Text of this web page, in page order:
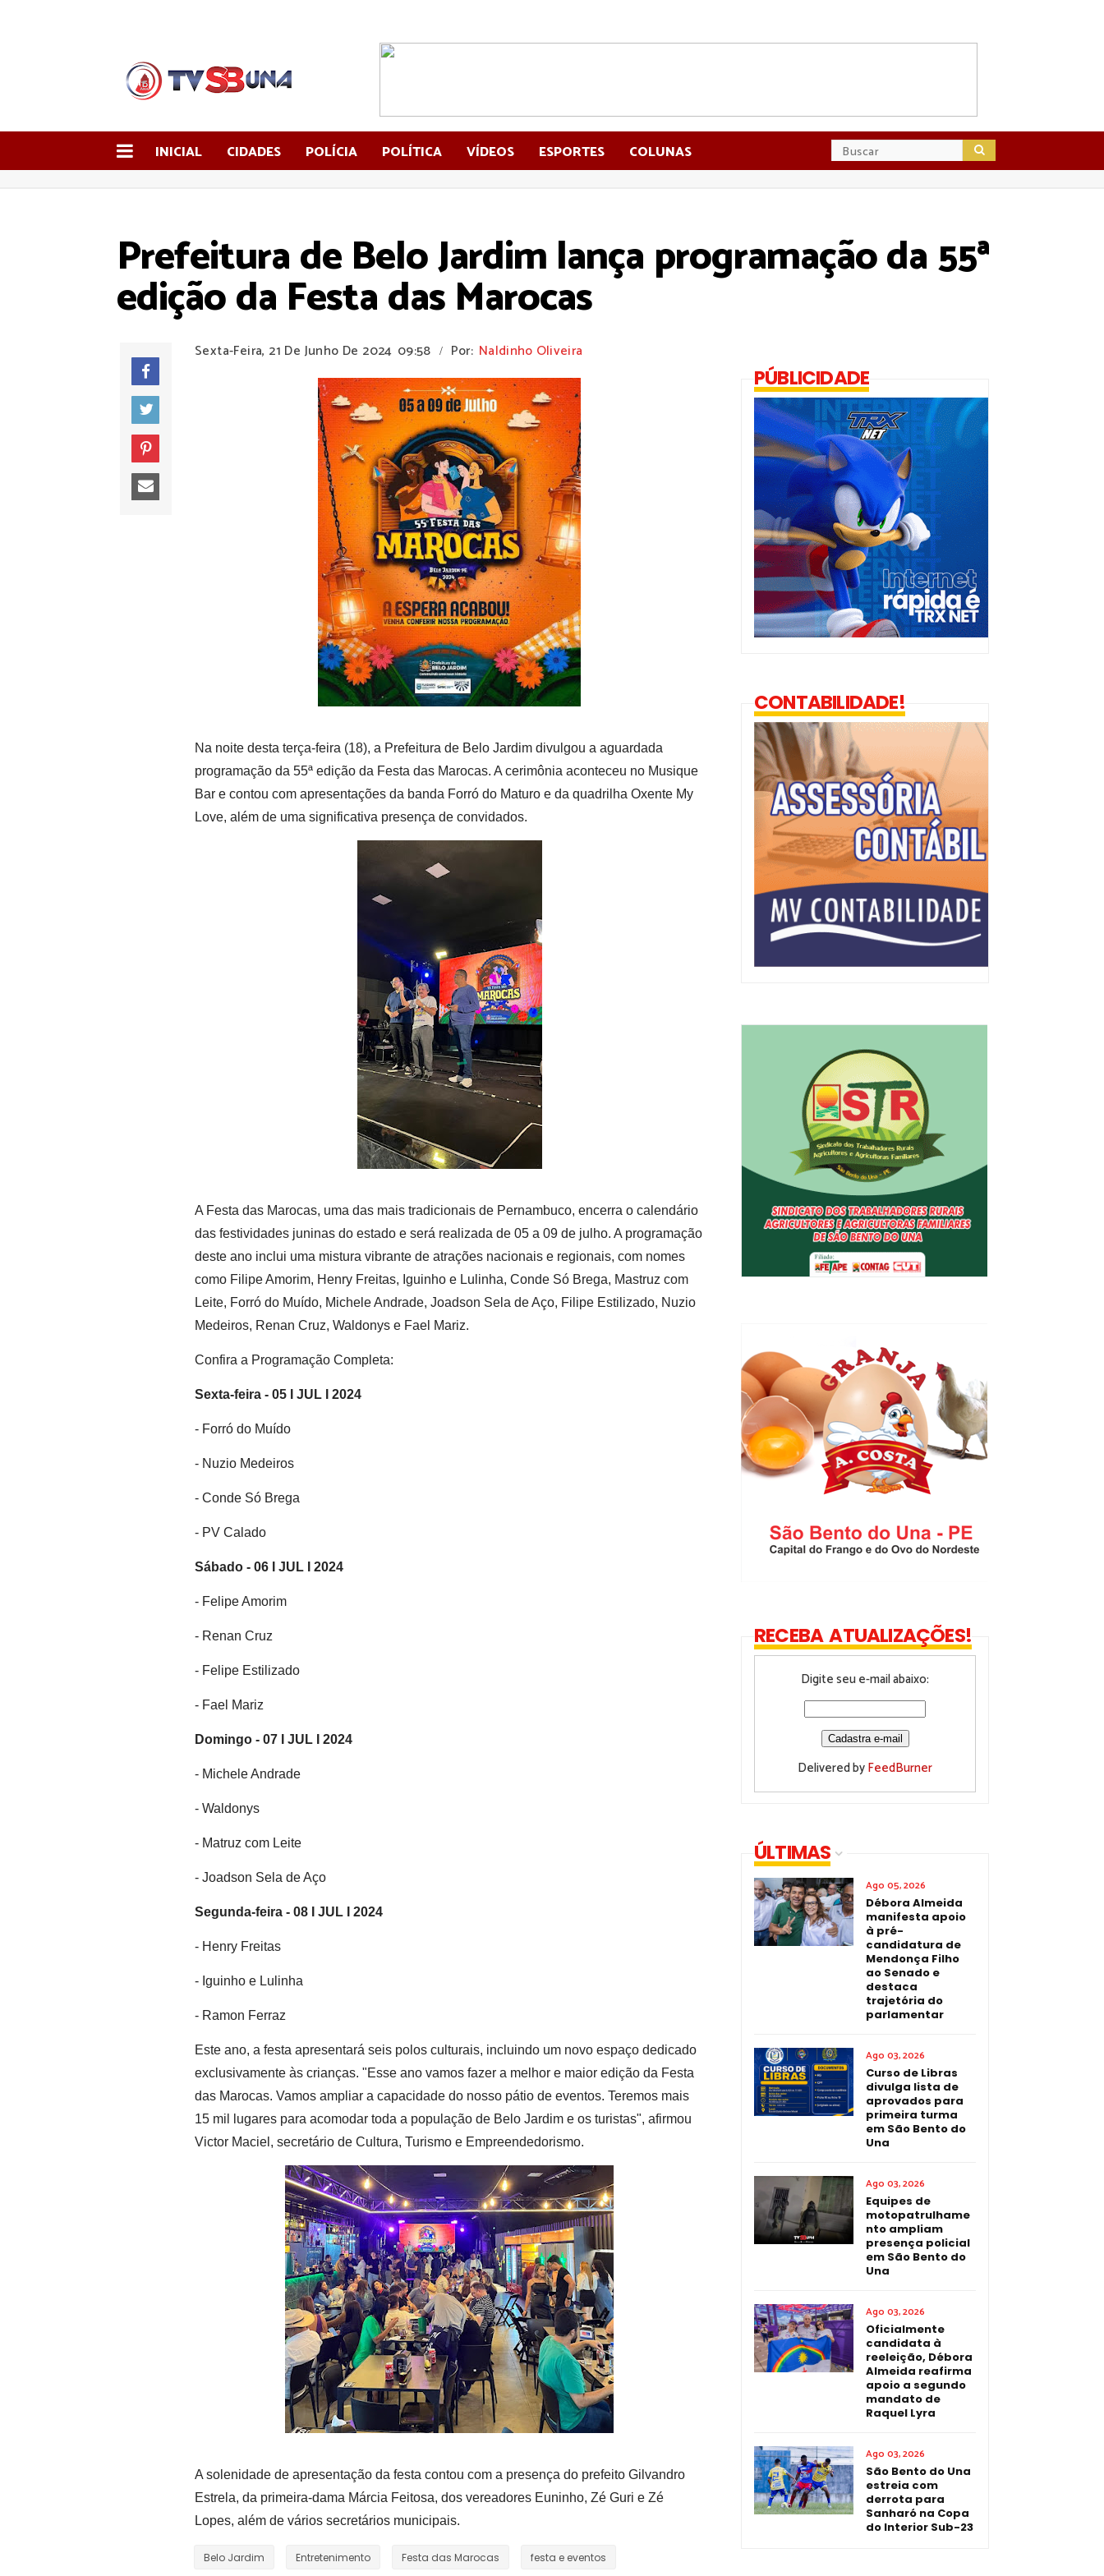
INICIAL CIDADES POLÍCIA POLÍTICA VÍDEOS ESPORTES COLUNAS
Prefeitura de Belo Jardim lança programação da 55ª
edição da Festa das Marocas
Sexta-Feira, 21 De Junho De 2024 09:58 / Por: Naldinho Oliveira
Na noite desta terça-feira (18), a Prefeitura de Belo Jardim divulgou a aguardada
programação da 55ª edição da Festa das Marocas. A cerimônia aconteceu no Musique
Bar e contou com apresentações da banda Forró do Maturo e da quadrilha Oxente My
Love, além de uma significativa presença de convidados.
A Festa das Marocas, uma das mais tradicionais de Pernambuco, encerra o calendário
das festividades juninas do estado e será realizada de 05 a 09 de julho. A programação
deste ano inclui uma mistura vibrante de atrações nacionais e regionais, com nomes
como Filipe Amorim, Henry Freitas, Iguinho e Lulinha, Conde Só Brega, Mastruz com
Leite, Forró do Muído, Michele Andrade, Joadson Sela de Aço, Filipe Estilizado, Nuzio
Medeiros, Renan Cruz, Waldonys e Fael Mariz.
Confira a Programação Completa:
Sexta-feira - 05 I JUL I 2024
- Forró do Muído
- Nuzio Medeiros
- Conde Só Brega
- PV Calado
Sábado - 06 I JUL I 2024
- Felipe Amorim
- Renan Cruz
- Felipe Estilizado
- Fael Mariz
Domingo - 07 I JUL I 2024
- Michele Andrade
- Waldonys
- Matruz com Leite
- Joadson Sela de Aço
Segunda-feira - 08 I JUL I 2024
- Henry Freitas
- Iguinho e Lulinha
- Ramon Ferraz
Este ano, a festa apresentará seis polos culturais, incluindo um novo espaço dedicado
exclusivamente às crianças. "Esse ano vamos fazer a melhor e maior edição da Festa
das Marocas. Vamos ampliar a capacidade do nosso pátio de eventos. Teremos mais
15 mil lugares para acomodar toda a população de Belo Jardim e os turistas", afirmou
Victor Maciel, secretário de Cultura, Turismo e Empreendedorismo.
A solenidade de apresentação da festa contou com a presença do prefeito Gilvandro
Estrela, da primeira-dama Márcia Feitosa, dos vereadores Euninho, Zé Guri e Zé
Lopes, além de vários secretários municipais.
Belo Jardim Entretenimento Festa das Marocas festa e eventos
PÚBLICIDADE
CONTABILIDADE!
RECEBA ATUALIZAÇÕES!
Digite seu e-mail abaixo:
Delivered byFeedBurner
ÚLTIMAS
Ago 05, 2026
Débora Almeida
manifesta apoio
à pré-
candidatura de
Mendonça Filho
ao Senado e
destaca
trajetória do
parlamentar
Ago 03, 2026
Curso de Libras
divulga lista de
aprovados para
primeira turma
em São Bento do
Una
Ago 03, 2026
Equipes de
motopatrulhame
nto ampliam
presença policial
em São Bento do
Una
Ago 03, 2026
Oficialmente
candidata à
reeleição, Débora
Almeida reafirma
apoio a segundo
mandato de
Raquel Lyra
Ago 03, 2026
São Bento do Una
estreia com
derrota para
Sanharó na Copa
do Interior Sub-23